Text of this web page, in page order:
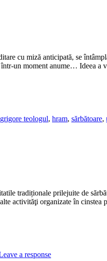
cu miză anticipată, se
într-un moment anume… Ideea
grigore teologul, hram, sărbătoare,
tradiționale prilejuite de
activităţi organizate în
a response